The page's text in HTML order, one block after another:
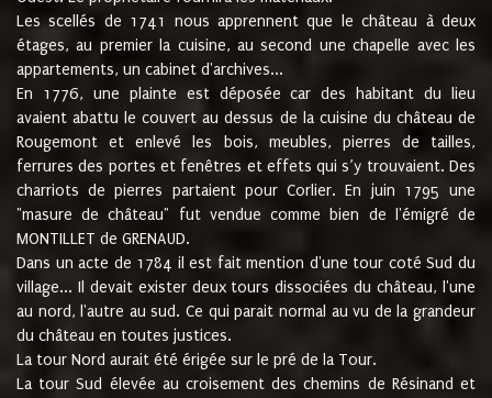
Les scellés de 1741 nous apprennent que le château à deux
étages, au premier la cuisine, au second une chapelle avec les
appartements, un cabinet d'archives...
En 1776, une plainte est déposée car des habitant du lieu
avaient abattu le couvert au dessus de la cuisine du château de
Rougemont et enlevé les bois, meubles, pierres de tailles,
ferrures des portes et fenêtres et effets qui s’y trouvaient. Des
charriots de pierres partaient pour Corlier. En juin 1795 une
"masure de château" fut vendue comme bien de l'émigré de
MONTILLET de GRENAUD.
Dans un acte de 1784 il est fait mention d'une tour coté Sud du
village... Il devait exister deux tours dissociées du château, l'une
au nord, l'autre au sud. Ce qui parait normal au vu de la grandeur
du château en toutes justices.
La tour Nord aurait été érigée sur le pré de la Tour.
La tour Sud élevée au croisement des chemins de Résinand et